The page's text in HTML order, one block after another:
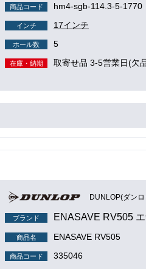
商品コード hm4-sgb-114.3-5-1770
インチ 17インチ
ホール数 5
在庫・納期 取寄せ品 3-5営業日(欠
DUNLOP(ダン
ブランド ENASAVE RV505
商品名 ENASAVE RV505
商品コード 335046